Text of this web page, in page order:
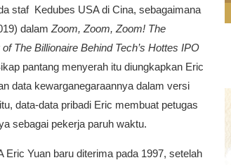
staf Kedubes USA di Cina, sebagaimana
dalam Zoom, Zoom, Zoom! The
The Billionaire Behind Tech’s Hottes IPO
pantang menyerah itu diungkapkan Eric
data kewarganegaraannya dalam versi
data-data pribadi Eric membuat petugas
sebagai pekerja paruh waktu.
Eric Yuan baru diterima pada 1997, setelah